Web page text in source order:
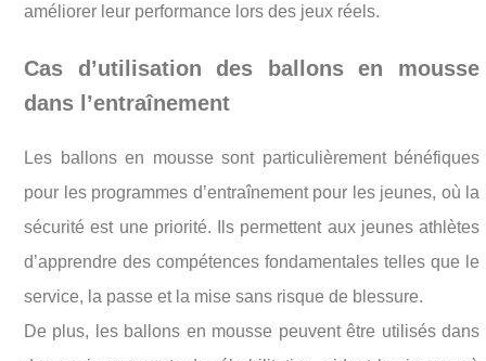
améliorer leur performance lors des jeux réels.
Cas d’utilisation des ballons en mousse
dans l’entraînement
Les ballons en mousse sont particulièrement bénéfiques
pour les programmes d’entraînement pour les jeunes, où la
sécurité est une priorité. Ils permettent aux jeunes athlètes
d’apprendre des compétences fondamentales telles que le
service, la passe et la mise sans risque de blessure.
De plus, les ballons en mousse peuvent être utilisés dans